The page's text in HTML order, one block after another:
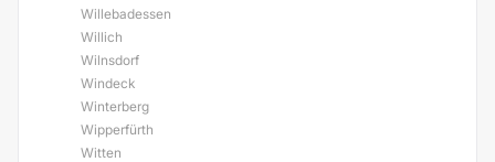
Willebadessen
Willich
Wilnsdorf
Windeck
Winterberg
Wipperfürth
Witten